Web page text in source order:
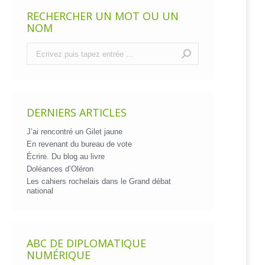
RECHERCHER UN MOT OU UN
NOM
DERNIERS ARTICLES
J’ai rencontré un Gilet jaune
En revenant du bureau de vote
Écrire. Du blog au livre
Doléances d’Oléron
Les cahiers rochelais dans le Grand débat
national
ABC DE DIPLOMATIQUE
NUMÉRIQUE